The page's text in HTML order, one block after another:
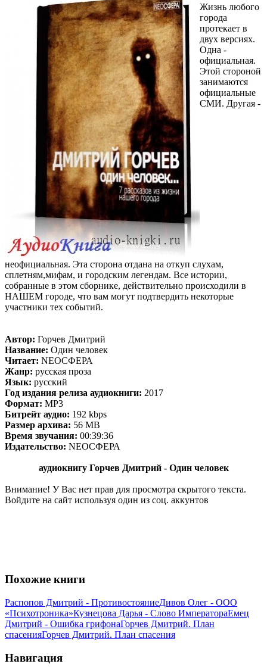
Жизнь любого
города
протекает в
двух версиях.
Одна -
официальная.
Этой стороной
занимаются
официальные
СМИ. Другая -
неофициальная. Эта сторона отдана на откуп слухам,
сплетням,мифам, и городским легендам. Все истории,
собранные в этом сборнике, действительно происходили в
НАШЕМ городе, что вам могут подтвердить некоторые
участники тех событий.
Автор: Горчев Дмитрий
Название: Один человек
Читает: NEOСФЕРА
Жанр: русская проза
Язык: русский
Год издания релиза аудиокниги: 2017
Формат: MP3
Битрейт аудио: 192 kbps
Размер архива: 56 MB
Время звучания: 00:39:36
Издательство: NEOСФЕРА
аудиокнигу Горчев Дмитрий - Один человек
Внимание! У Вас нет прав для просмотра скрытого текста.
Войдите на сайт используя один из соц. аккунтов
Похожие книги
Распопов Дмитрий - ПротивостояниеДивов Олег - ООО
«Психотроника»Кузнецова Дарья - Слово ИмператораЕмец
Дмитрий - Ошибка грифонаГорчев Дмитрий. План
спасенияГорчев Дмитрий. План спасения
Навигация